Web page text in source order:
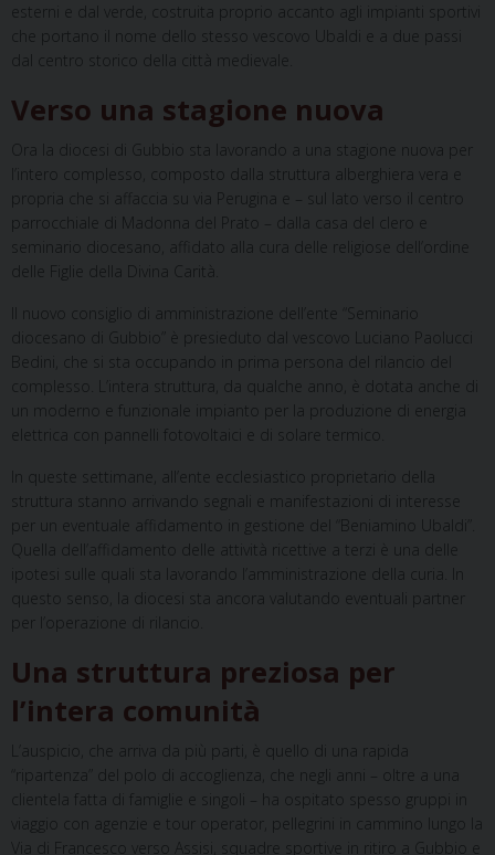
esterni e dal verde, costruita proprio accanto agli impianti sportivi
che portano il nome dello stesso vescovo Ubaldi e a due passi
dal centro storico della città medievale.
Verso una stagione nuova
Ora la diocesi di Gubbio sta lavorando a una stagione nuova per
l’intero complesso, composto dalla struttura alberghiera vera e
propria che si affaccia su via Perugina e – sul lato verso il centro
parrocchiale di Madonna del Prato – dalla casa del clero e
seminario diocesano, affidato alla cura delle religiose dell’ordine
delle Figlie della Divina Carità.
Il nuovo consiglio di amministrazione dell’ente “Seminario
diocesano di Gubbio” è presieduto dal vescovo Luciano Paolucci
Bedini, che si sta occupando in prima persona del rilancio del
complesso. L’intera struttura, da qualche anno, è dotata anche di
un moderno e funzionale impianto per la produzione di energia
elettrica con pannelli fotovoltaici e di solare termico.
In queste settimane, all’ente ecclesiastico proprietario della
struttura stanno arrivando segnali e manifestazioni di interesse
per un eventuale affidamento in gestione del “Beniamino Ubaldi”.
Quella dell’affidamento delle attività ricettive a terzi è una delle
ipotesi sulle quali sta lavorando l’amministrazione della curia. In
questo senso, la diocesi sta ancora valutando eventuali partner
per l’operazione di rilancio.
Una struttura preziosa per
l’intera comunità
L’auspicio, che arriva da più parti, è quello di una rapida
“ripartenza” del polo di accoglienza, che negli anni – oltre a una
clientela fatta di famiglie e singoli – ha ospitato spesso gruppi in
viaggio con agenzie e tour operator, pellegrini in cammino lungo la
Via di Francesco verso Assisi, squadre sportive in ritiro a Gubbio e